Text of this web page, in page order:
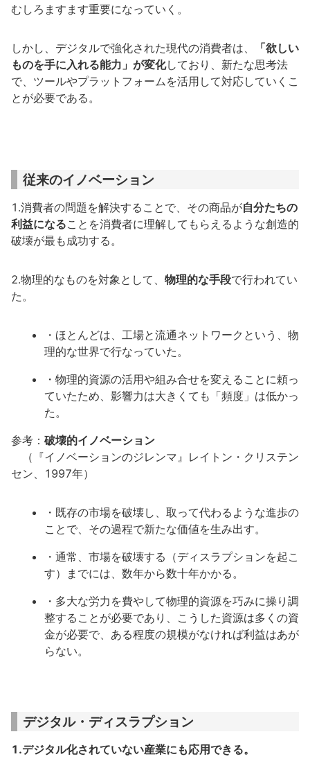
むしろますます重要になっていく。
しかし、デジタルで強化された現代の消費者は、
「欲しい
ものを手に入れる能力」が変化しており、新たな思考法
で、ツールやプラットフォームを活用して対応していくこ
とが必要である。
従来のイノベーション
1.消費者の問題を解決することで、その商品が自分たちの
利益になることを消費者に理解してもらえるような創造的
破壊が最も成功する。
2.物理的なものを対象として、 物理的な手段で行われてい
た。
・ほとんどは、工場と流通ネットワークという、物
理的な世界で行なっていた。
・物理的資源の活用や組み合せを変えることに頼っ
ていたため、影響力は大きくても「頻度」は低かっ
た。
参考： 破壊的イノベーション
（『イノベーションのジレンマ』レイトン・クリステン
セン、1997年）
・既存の市場を破壊し、取って代わるような進歩の
ことで、その過程で新たな価値を生み出す。
・通常、市場を破壊する（ディスラプションを起こ
す）までには、数年から数十年かかる。
・多大な労力を費やして物理的資源を巧みに操り調
整することが必要であり、こうした資源は多くの資
金が必要で、ある程度の規模がなければ利益はあが
らない。
デジタル・ディスラプション
1.デジタル化されていない産業にも応用できる。